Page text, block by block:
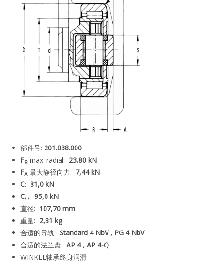
部件号: 201.038.000
FR max. radial: 23,80 kN
FA 最大静径向力: 7,44 kN
C: 81,0 kN
CO: 95,0 kN
直径: 107,70 mm
重量: 2,81 kg
合适的导轨:Standard 4 NbV , PG 4 NbV
合适的法兰盘:AP 4 ,AP 4-Q
WINKEL轴承终身润滑